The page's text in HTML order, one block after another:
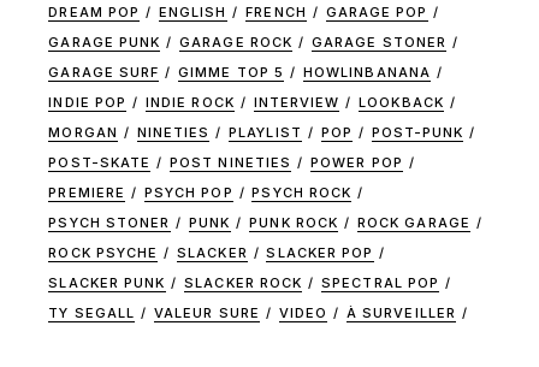
DREAM POP
ENGLISH FRENCH
GARAGE POP
GARAGE PUNK
GARAGE ROCK
GARAGE STONER
GARAGE SURF
GIMME TOP 5
HOWLINBANANA
INDIE POP
INDIE ROCK INTERVIEW
LOOKBACK
MORGAN
NINETIES PLAYLIST POP
POST-PUNK
POST-SKATE
POST NINETIES
POWER POP
PREMIERE
PSYCH POP
PSYCH ROCK
PSYCH STONER
PUNK PUNK ROCK
ROCK GARAGE
ROCK PSYCHE
SLACKER
SLACKER POP
SLACKER PUNK
SLACKER ROCK
SPECTRAL POP
TY SEGALL
VALEUR SURE VIDEO À SURVEILLER